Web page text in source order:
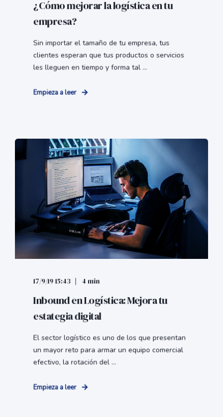
¿Cómo mejorar la logística en tu
empresa?
Sin importar el tamaño de tu empresa, tus
clientes esperan que tus productos o servicios
les lleguen en tiempo y forma tal ...
Empieza a leer
17/9/19 15:43 4 min
Inbound en Logística: Mejora tu
estategia digital
El sector logístico es uno de los que presentan
un mayor reto para armar un equipo comercial
efectivo, la rotación del ...
Empieza a leer